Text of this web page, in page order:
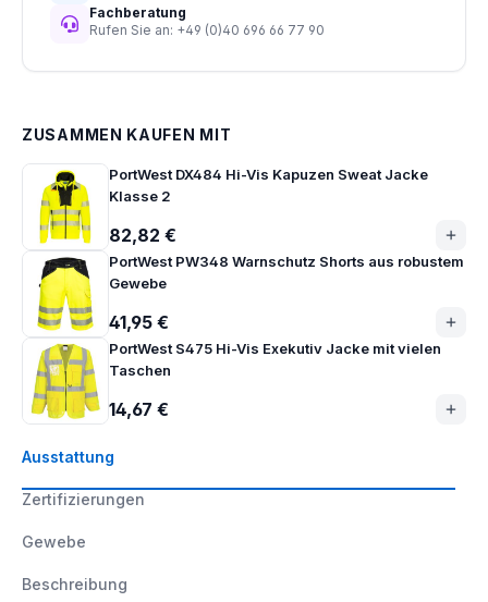
Ausstattung
Zertifizierungen
Gewebe
Beschreibung
Fachberatung
Rufen Sie an: +49 (0)40 696 66 77 90
ZUSAMMEN KAUFEN MIT
PortWest DX484 Hi-Vis Kapuzen Sweat Jacke
Klasse 2
82,82 €
PortWest PW348 Warnschutz Shorts aus robustem
Gewebe
41,95 €
PortWest S475 Hi-Vis Exekutiv Jacke mit vielen
Taschen
14,67 €